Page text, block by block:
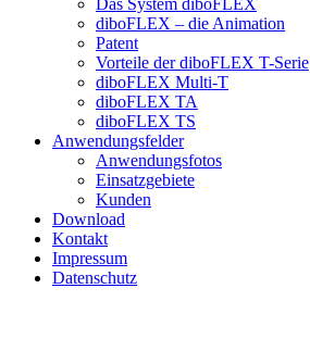
Das System diboFLEX
diboFLEX – die Animation
Patent
Vorteile der diboFLEX T-Serie
diboFLEX Multi-T
diboFLEX TA
diboFLEX TS
Anwendungsfelder
Anwendungsfotos
Einsatzgebiete
Kunden
Download
Kontakt
Impressum
Datenschutz